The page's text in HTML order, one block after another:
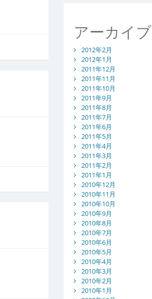
アーカイブ
2012年2月
2012年1月
2011年12月
2011年11月
2011年10月
2011年9月
2011年8月
2011年7月
2011年6月
2011年5月
2011年4月
2011年3月
2011年2月
2011年1月
2010年12月
2010年11月
2010年10月
2010年9月
2010年8月
2010年7月
2010年6月
2010年5月
2010年4月
2010年3月
2010年2月
2010年1月